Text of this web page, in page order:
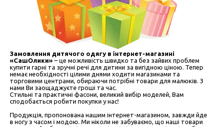
Замовлення дитячого одягу в інтернет-магазині
«СашОлики» – це можливість швидко та без зайвих проблем
купити гарні та зручні речі для дитини за вигідною ціною. Тепер
немає необхідності цілими днями ходити магазинами та
торговими центрами, обираючи потрібні товари для малюків. З
нами Ви заощаджуєте гроші та час.
Стильні та практичні фасони, великий вибір моделей, Вам
сподобається робити покупки у нас!
Продукція, пропонована нашим інтернет-магазином, завжди йде
в ногу з часом і модою. Ми ніколи не забуваємо, що наші товари